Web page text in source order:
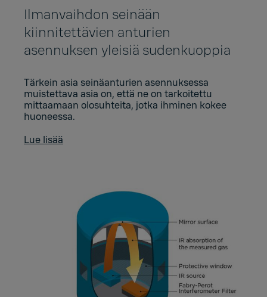
Ilmanvaihdon seinään
kiinnitettävien anturien
asennuksen yleisiä sudenkuoppia
Tärkein asia seinäanturien asennuksessa
muistettava asia on, että ne on tarkoitettu
mittaamaan olosuhteita, jotka ihminen kokee
huoneessa.
Lue lisää